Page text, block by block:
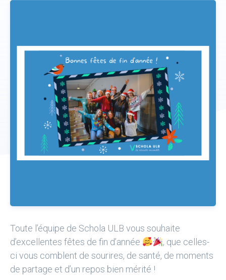
ACTUALITÉS
CONTACT
NOUS SOUTENIR
Toute l’équipe de Schola ULB vous souhaite
d’excellentes fêtes de fin d’année
, que celles-
ci vous comblent de sourires, de santé, de moments
de partage et d’un repos bien mérité !